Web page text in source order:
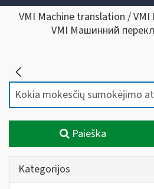
VMI Machine translation /
VMI Машинний
Paieška
Kategorijos